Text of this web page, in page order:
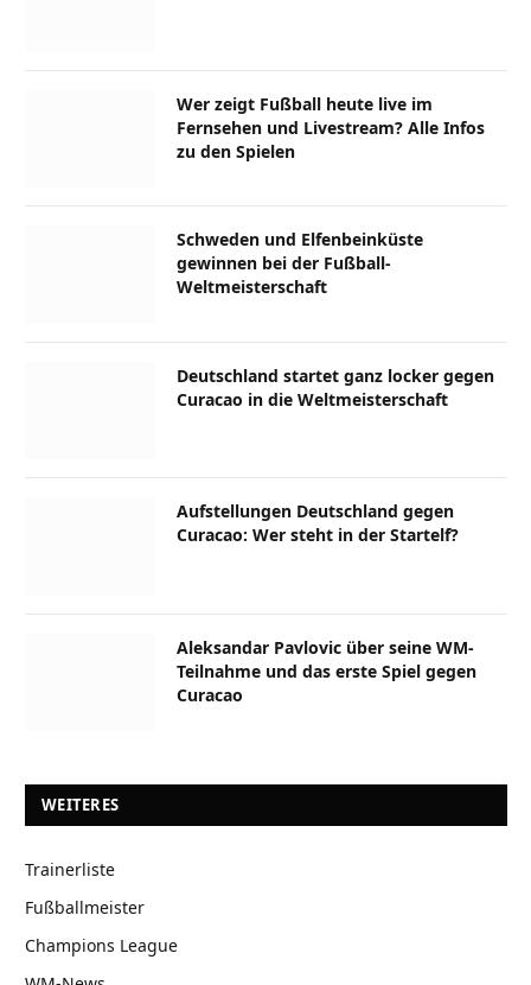
Wer zeigt Fußball heute live im
Fernsehen und Livestream? Alle Infos
zu den Spielen
Schweden und Elfenbeinküste
gewinnen bei der Fußball-
Weltmeisterschaft
Deutschland startet ganz locker gegen
Curacao in die Weltmeisterschaft
Aufstellungen Deutschland gegen
Curacao: Wer steht in der Startelf?
Aleksandar Pavlovic über seine WM-
Teilnahme und das erste Spiel gegen
Curacao
WEITERES
Trainerliste
Fußballmeister
Champions League